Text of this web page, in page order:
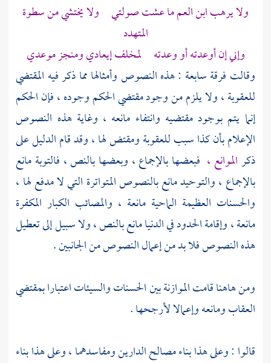
ولا يرهب ابن العم ما عشت صولتي ولا يختشي من سطوة
المتهدد
وإني إن أوعدته أو وعدته لمخلف إيعادي ومنجز موعدي
وقالت فرقة سابعة : هذه النصوص وأمثالها مما ذكر فيه المقتضي
للعقوبة ، ولا يلزم من وجود مقتضي الحكم وجوده ، فإن الحكم
إنما يتم بوجود مقتضيه وانتفاء مانعه ، وغاية هذه النصوص
الإعلام بأن كذا سبب للعقوبة ومقتض لها ، وقد قام الدليل على
ذكرالموانع ، فبعضها بالإجماع ، وبعضها بالنص ، فالتوبة مانع
بالإجماع ، والتوحيد مانع بالنصوص المتواترة التي لا مدفع لها ،
والحسنات العظيمة الماحية مانعة ، والمصائب الكبار المكفرة
مانعة ، وإقامة الحدود في الدنيا مانع بالنص ، ولا سبيل إلى تعطيل
هذه النصوص فلا بد من إعمال النصوص من الجانبين .
ومن هاهنا قامت الموازنة بين الحسنات والسيئات اعتبارا بمقتضي
العقاب ومانعه وإعمالا لأرجحها .
قالوا : وعلى هذا بناء مصالح الدارين ومفاسدهما ، وعلى هذا بناء